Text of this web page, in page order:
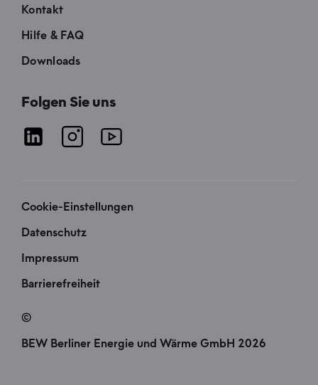
Kontakt
Hilfe & FAQ
Downloads
Folgen Sie uns
©
BEW Berliner Energie und Wärme GmbH 2026
Cookie-Einstellungen
Datenschutz
Impressum
Barrierefreiheit